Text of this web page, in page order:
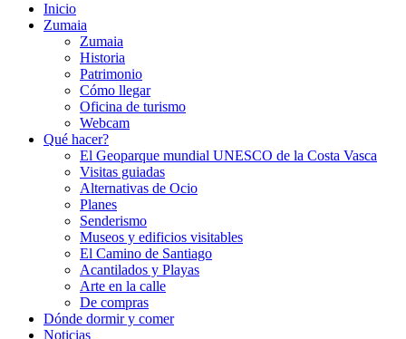
Inicio
Zumaia
Zumaia
Historia
Patrimonio
Cómo llegar
Oficina de turismo
Webcam
Qué hacer?
El Geoparque mundial UNESCO de la Costa Vasca
Visitas guiadas
Alternativas de Ocio
Planes
Senderismo
Museos y edificios visitables
El Camino de Santiago
Acantilados y Playas
Arte en la calle
De compras
Dónde dormir y comer
Noticias